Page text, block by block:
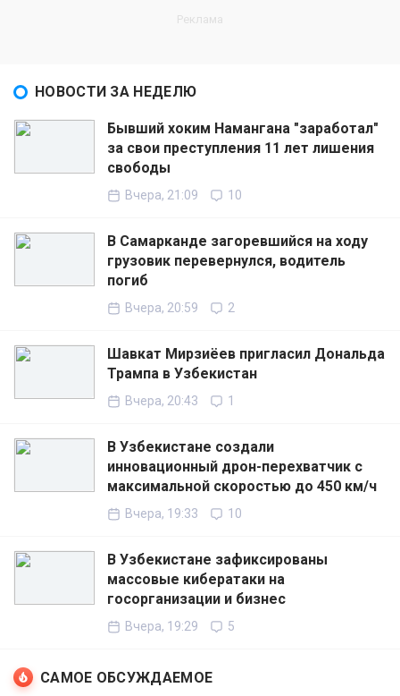
НОВОСТИ ЗА НЕДЕЛЮ
Бывший хоким Намангана "заработал"
за свои преступления 11 лет лишения
свободы
Вчера, 21:09 10
В Самарканде загоревшийся на ходу
грузовик перевернулся, водитель
погиб
Вчера, 20:59 2
Шавкат Мирзиёев пригласил Дональда
Трампа в Узбекистан
Вчера, 20:43 1
В Узбекистане создали
инновационный дрон-перехватчик с
максимальной скоростью до 450 км/ч
Вчера, 19:33 10
В Узбекистане зафиксированы
массовые кибератаки на
госорганизации и бизнес
Вчера, 19:29 5
САМОЕ ОБСУЖДАЕМОЕ